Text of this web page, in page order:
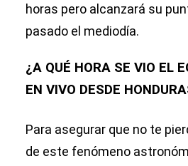
horas pero alcanzará su
pasado el mediodía.
¿A QUÉ HORA SE VIO EL
EN VIVO DESDE
Para asegurar que no te
de este fenómeno